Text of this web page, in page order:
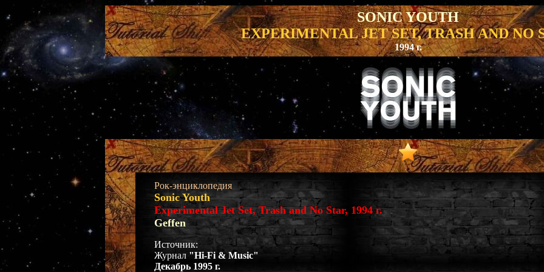
SONIC YOUTH
EXPERIMENTAL JET SET, TRASH AND NO
1994 г.
Рок-энциклопедия
Sonic Youth
Experimental Jet Set, Trash and No Star, 1994 г.
Geffen
Источник:
Журнал "Hi-Fi & Music"
Декабрь 1995 г.